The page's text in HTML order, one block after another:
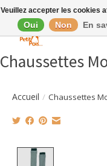
Chaussettes
Accueil / Chaussettes
Product
Veuillez accepter les cookies
Oui Non En